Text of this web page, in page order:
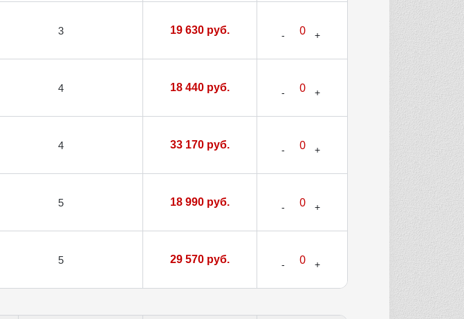
3 19 630 руб.
4 18 440 руб.
4 33 170 руб.
5 18 990 руб.
5 29 570 руб.